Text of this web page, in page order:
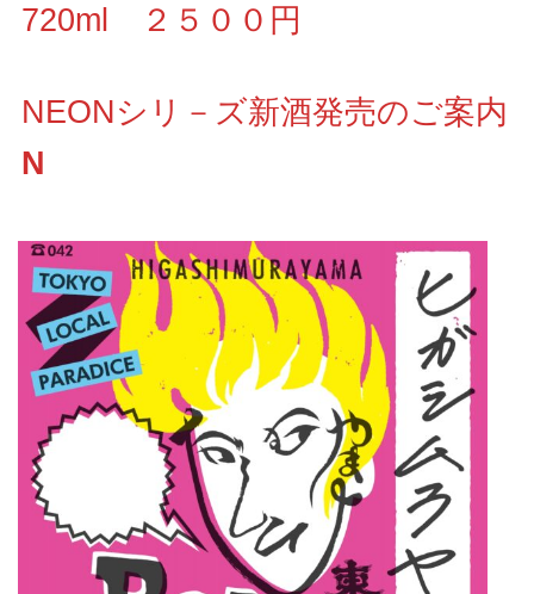
720ml ２５００円
NEONシリ－ズ新酒発売のご案内
N